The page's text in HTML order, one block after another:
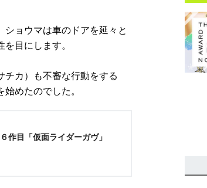
ョウマは車のドアを延々と
目にします。
カ）も不審な行動をする
めたのでした。
作目「仮面ライダーガヴ」